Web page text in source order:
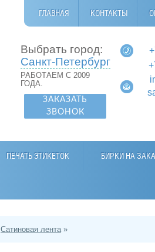
ГЛАВНАЯ КОНТАКТЫ
Выбрать город:
Санкт-Петербург
РАБОТАЕМ С 2009
ГОДА.
ЗАКАЗАТЬ
ЗВОНОК
ПЕЧАТЬ ЭТИКЕТОК БИРКИ НА
Сатиновая лента»